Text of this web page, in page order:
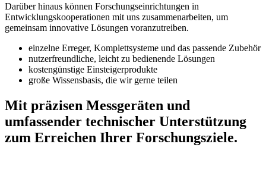
Darüber hinaus können Forschungseinrichtungen in
Entwicklungskooperationen mit uns zusammenarbeiten, um
gemeinsam innovative Lösungen voranzutreiben.
einzelne Erreger, Komplettsysteme und das passende Zubehör
nutzerfreundliche, leicht zu bedienende Lösungen
kostengünstige Einsteigerprodukte
große Wissensbasis, die wir gerne teilen
Mit präzisen Messgeräten und
umfassender technischer Unterstützung
zum Erreichen Ihrer Forschungsziele.